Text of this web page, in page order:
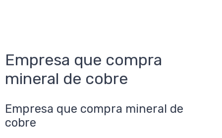
Empresa que compra
mineral de cobre
Empresa que compra mineral de
cobre